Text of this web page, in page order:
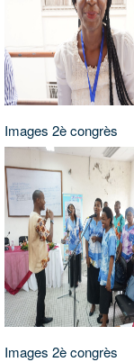
Images 2è congrès
Images 2è congrès